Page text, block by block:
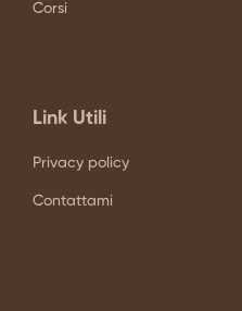
Corsi
Link Utili
Privacy policy
Contattami